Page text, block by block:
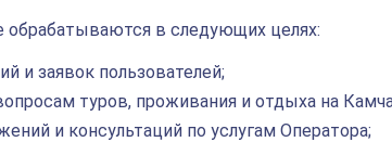
в следующих целях:
и заявок пользователей;
туров, проживания и отдыха на
и консультаций по услугам Оператора;